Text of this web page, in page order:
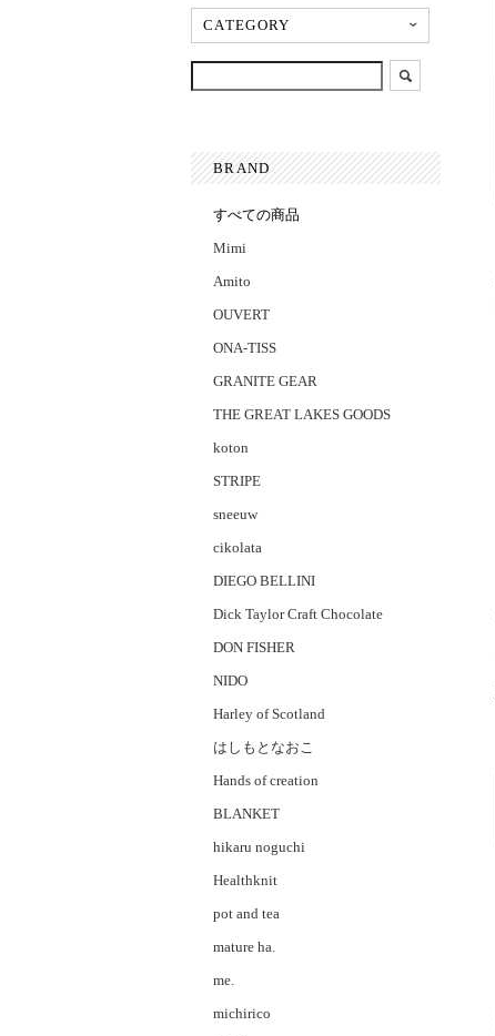
BRAND
すべての商品
Mimi
Amito
OUVERT
ONA-TISS
GRANITE GEAR
THE GREAT LAKES GOODS
koton
STRIPE
sneeuw
cikolata
DIEGO BELLINI
Dick Taylor Craft Chocolate
DON FISHER
NIDO
Harley of Scotland
はしもとなおこ
Hands of creation
BLANKET
hikaru noguchi
Healthknit
pot and tea
mature ha.
me.
michirico